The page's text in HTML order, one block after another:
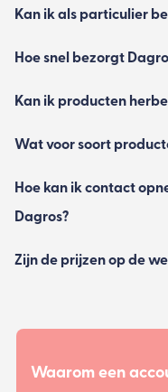
Kan ik als particulier
Hoe snel bezorgt
Kan ik producten
Wat voor soort
Hoe kan ik contact
Dagros?
Zijn de prijzen op de
Waarom een